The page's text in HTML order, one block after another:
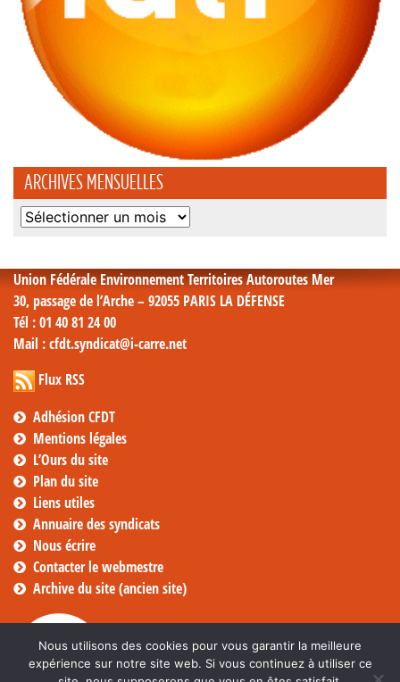
ARCHIVES MENSUELLES
Archives
Union Fédérale Environnement Territoires Autoroutes Mer
30, passage de l’Arche – 92055 PARIS LA DÉFENSE
Tél : 01 40 81 24 00
Mail : cfdt.syndicat@i-carre.net
Flux RSS
Adhésion CFDT
Mentions légales
L’Ours du site
Plan du site
Liens utiles
Annuaire des syndicats
Nous écrire
Contacter le webmestre
Archive du site (ancien site)
Nous utilisons des cookies pour vous garantir la meilleure
expérience sur notre site web. Si vous continuez à utiliser ce